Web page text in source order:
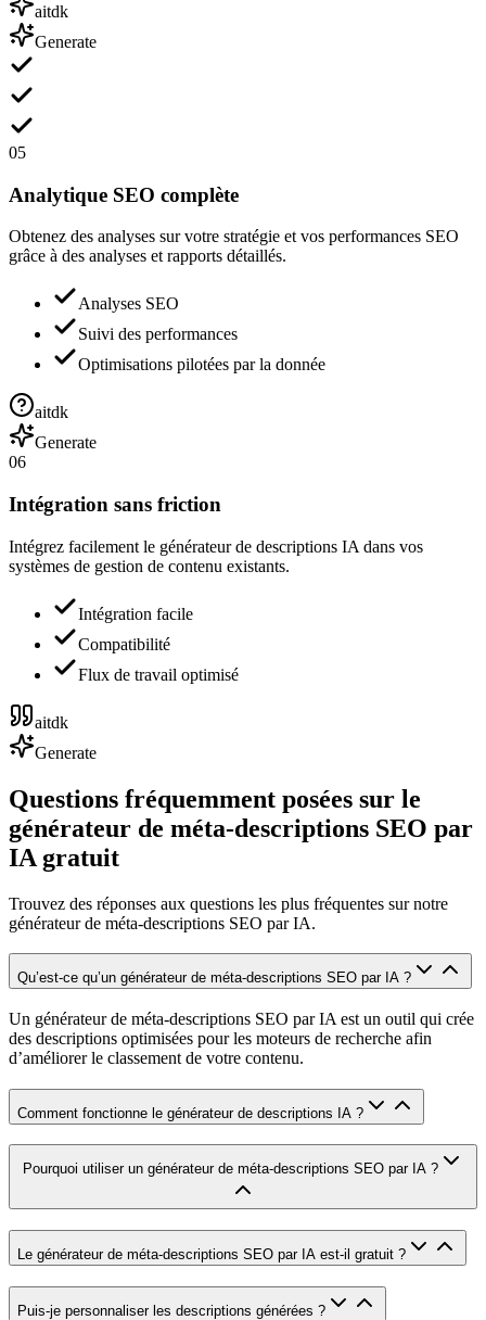
aitdk
Generate
05
Analytique SEO complète
Obtenez des analyses sur votre stratégie et vos performances SEO
grâce à des analyses et rapports détaillés.
Analyses SEO
Suivi des performances
Optimisations pilotées par la donnée
aitdk
Generate
06
Intégration sans friction
Intégrez facilement le générateur de descriptions IA dans vos
systèmes de gestion de contenu existants.
Intégration facile
Compatibilité
Flux de travail optimisé
aitdk
Generate
Questions fréquemment posées sur le
générateur de méta-descriptions SEO par
IA gratuit
Trouvez des réponses aux questions les plus fréquentes sur notre
générateur de méta-descriptions SEO par IA.
Qu’est-ce qu’un générateur de méta-descriptions SEO par IA ?
Un générateur de méta-descriptions SEO par IA est un outil qui crée
des descriptions optimisées pour les moteurs de recherche afin
d’améliorer le classement de votre contenu.
Comment fonctionne le générateur de descriptions IA ?
Pourquoi utiliser un générateur de méta-descriptions SEO par IA ?
Le générateur de méta-descriptions SEO par IA est-il gratuit ?
Puis-je personnaliser les descriptions générées ?